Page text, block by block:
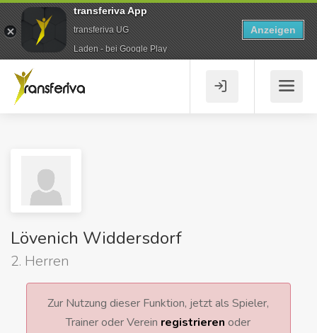
Lövenich Widdersdorf
2. Herren
Zur Nutzung dieser Funktion, jetzt als Spieler,
Trainer oder Verein registrieren oder
transferiva App
transferiva UG
Laden - bei Google Play
Anzeigen